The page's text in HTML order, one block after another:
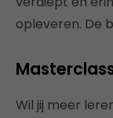
opleveren. De
Wil jij meer